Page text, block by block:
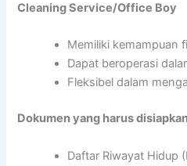
Cleaning Service/Office Boy
Memiliki kemampuan
Dapat beroperasi
Fleksibel dalam
Dokumen yang harus
Daftar Riwayat Hidup